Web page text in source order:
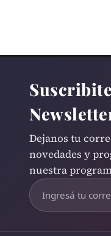
Dejanos tu
novedades y
nuestra